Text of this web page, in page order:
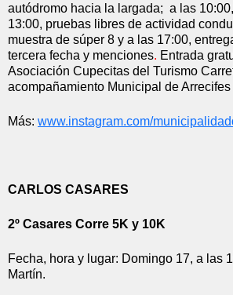
autódromo hacia la largada;  a las
13:00, pruebas libres de actividad
muestra de súper 8 y a las 17:00,
tercera fecha y menciones. Entrada
Asociación Cupecitas del Turismo
acompañamiento Municipal de Arrecifes
Más: www.instagram.com/
CARLOS CASARES
2º Casares Corre 5K y 10K
Fecha, hora y lugar: Domingo 17, a las
Martín.